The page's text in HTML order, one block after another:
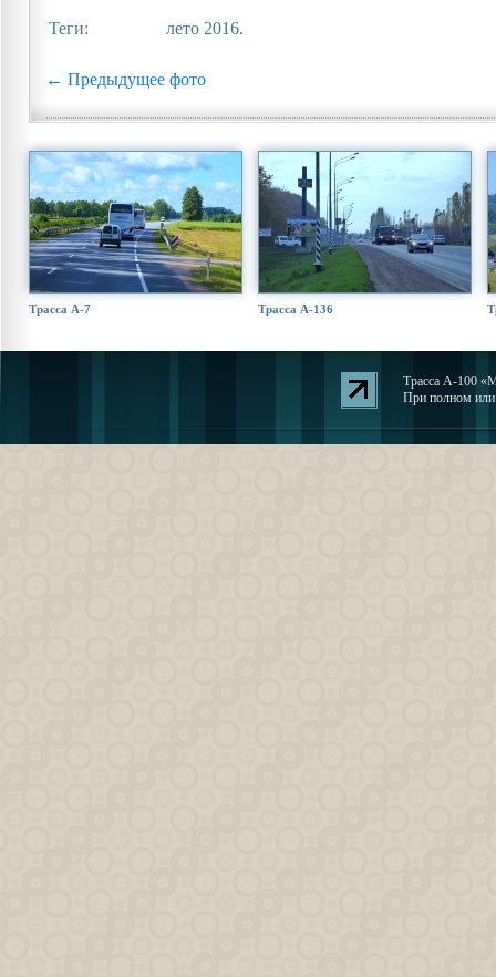
Теги: лето 2016.
← Предыдущее фото
Трасса А-7 Трасса А-136
Трасса А-100
При полном или